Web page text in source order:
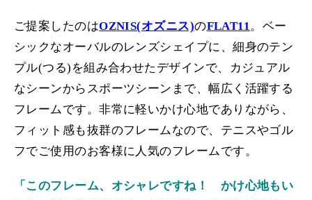
ご提案したのはOZNIS(オズニス)のFLAT11。ベー
シックなオーバルのレンズシェイプに、細身のテン
プル(つる)を組み合わせたデザインで、カジュアル
なシーンからスポーツシーンまで、幅広く活躍する
フレームです。非常に軽いかけ心地でありながら、
フィット感も抜群のフレームなので、テニスやゴル
フでご使用のお客様に人気のフレームです。
「このフレーム、オシャレですね！ かけ心地もい